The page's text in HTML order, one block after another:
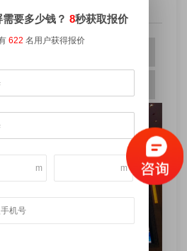
| 发表时间：2019-12-10
要多少钱？ 8秒获取报价
622 名用户获得报价
m
m